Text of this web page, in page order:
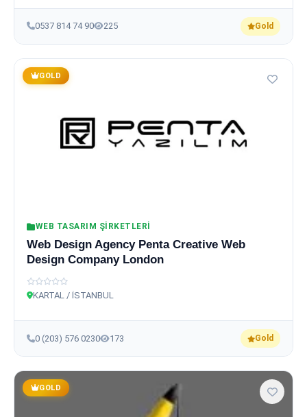
0537 814 74 90 225 Gold
GOLD
WEB TASARIM ŞIRKETLERI
Web Design Agency Penta Creative Web
Design Company London
KARTAL / İSTANBUL
0 (203) 576 0230 173 Gold
GOLD